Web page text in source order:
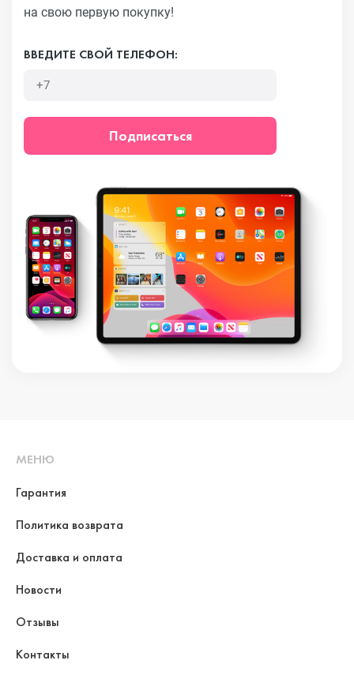
на свою первую покупку!
ВВЕДИТЕ СВОЙ ТЕЛЕФОН:
Подписаться
МЕНЮ
Гарантия
Политика возврата
Доставка и оплата
Новости
Отзывы
Контакты